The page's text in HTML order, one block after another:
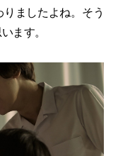
ましたよね。そう
ます。